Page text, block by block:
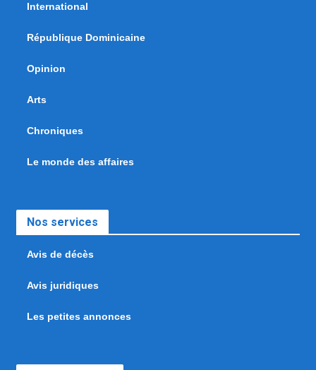
International
République Dominicaine
Opinion
Arts
Chroniques
Le monde des affaires
Nos services
Avis de décès
Avis juridiques
Les petites annonces